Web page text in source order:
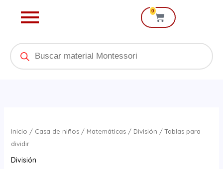
0
Cart
Products
search
Inicio / Casa de niños/ Matemáticas/ División / Tablas para
dividir
División
para
dividir